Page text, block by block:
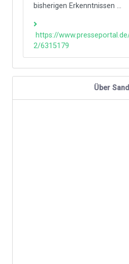
bisherigen Erkenntnissen ...
https://
2/6315179
Über